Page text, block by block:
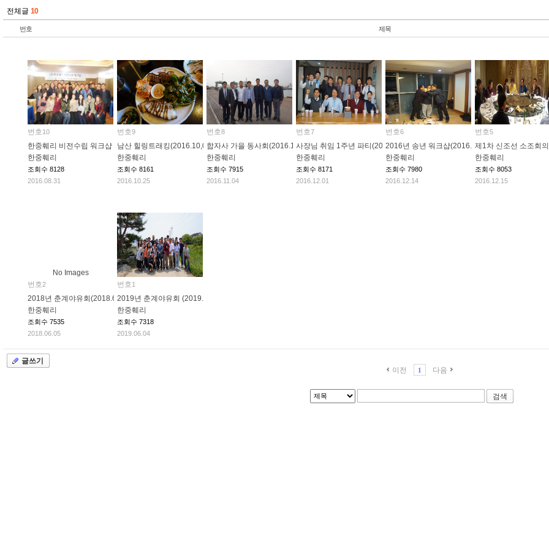
전체글 10
번호 제목
번호10
한중훼리 비전수립 워크샵 개최 (2016.01.30)
한중훼리
조회수 8128
2016.08.31
번호9
남산 힐링트래킹(2016.10,02)
한중훼리
조회수 8161
2016.10.25
번호8
합자사 가을 동사회(2016.10.20)
한중훼리
조회수 7915
2016.11.04
번호7
사장님 취임 1주년 파티(2016.12.01)
한중훼리
조회수 8171
2016.12.01
번호6
2016년 송년 워크샵(2016.12.10)
한중훼리
조회수 7980
2016.12.14
번호5
제1차 신조선 소조회
한중훼리
조회수 8053
2016.12.15
No Images
번호2
2018년 춘계야유회(2018.6.2~3)
한중훼리
조회수 7535
2018.06.05
번호1
2019년 춘계야유회 (2019.06.01~02)
한중훼리
조회수 7318
2019.06.04
글쓰기
이전
1 다음